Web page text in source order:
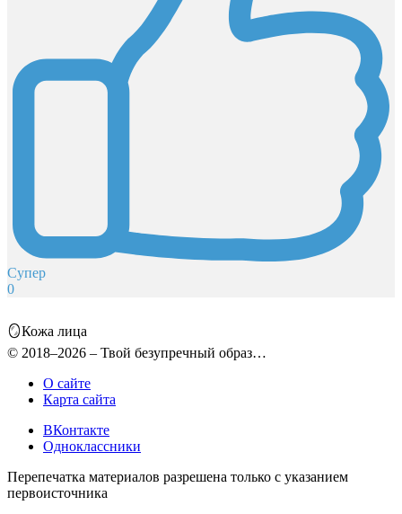
Супер
0
🪞Кожа лица
© 2018–2026 – Твой безупречный образ…
О сайте
Карта сайта
ВКонтакте
Одноклассники
Перепечатка материалов разрешена только с указанием
первоисточника